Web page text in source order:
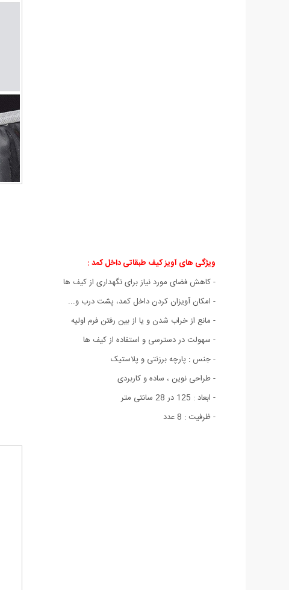
ویژگی های آویز کیف طبقاتی داخل کمد :
- کاهش فضای مورد نیاز برای نگهداری از کیف ها
- امکان آویزان کردن داخل کمد، پشت درب و...
- مانع از خراب شدن و یا از بین رفتن فرم اولیه
- سهولت در دسترسی و استفاده از کیف ها
- جنس : پارچه برزنتی و پلاستیک
- طراحی نوین ، ساده و کاربردی
- ابعاد : 125 در 28 سانتی متر
- ظرفیت : 8 عدد